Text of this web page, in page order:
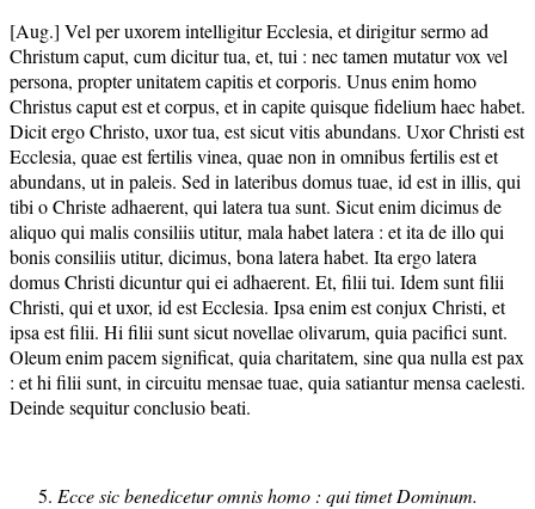
[Aug.] Vel per uxorem intelligitur Ecclesia, et dirigitur sermo ad
Christum caput, cum dicitur tua, et, tui : nec tamen mutatur vox vel
persona, propter unitatem capitis et corporis. Unus enim homo
Christus caput est et corpus, et in capite quisque fidelium haec habet.
Dicit ergo Christo, uxor tua, est sicut vitis abundans. Uxor Christi est
Ecclesia, quae est fertilis vinea, quae non in omnibus fertilis est et
abundans, ut in paleis. Sed in lateribus domus tuae, id est in illis, qui
tibi o Christe adhaerent, qui latera tua sunt. Sicut enim dicimus de
aliquo qui malis consiliis utitur, mala habet latera : et ita de illo qui
bonis consiliis utitur, dicimus, bona latera habet. Ita ergo latera
domus Christi dicuntur qui ei adhaerent. Et, filii tui. Idem sunt filii
Christi, qui et uxor, id est Ecclesia. Ipsa enim est conjux Christi, et
ipsa est filii. Hi filii sunt sicut novellae olivarum, quia pacifici sunt.
Oleum enim pacem significat, quia charitatem, sine qua nulla est pax
: et hi filii sunt, in circuitu mensae tuae, quia satiantur mensa caelesti.
Deinde sequitur conclusio beati.
Ecce sic benedicetur omnis homo : qui timet Dominum.